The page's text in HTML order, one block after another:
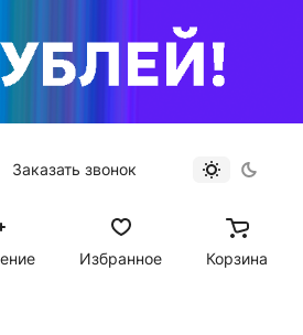
Заказать звонок
Избранное Корзина